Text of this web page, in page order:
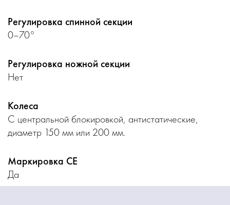
Регулировка спинной секции
0–70°
Регулировка ножной секции
Нет
Колеса
С центральной блокировкой, антистатические,
диаметр 150 мм или 200 мм.
Маркировка CE
Да